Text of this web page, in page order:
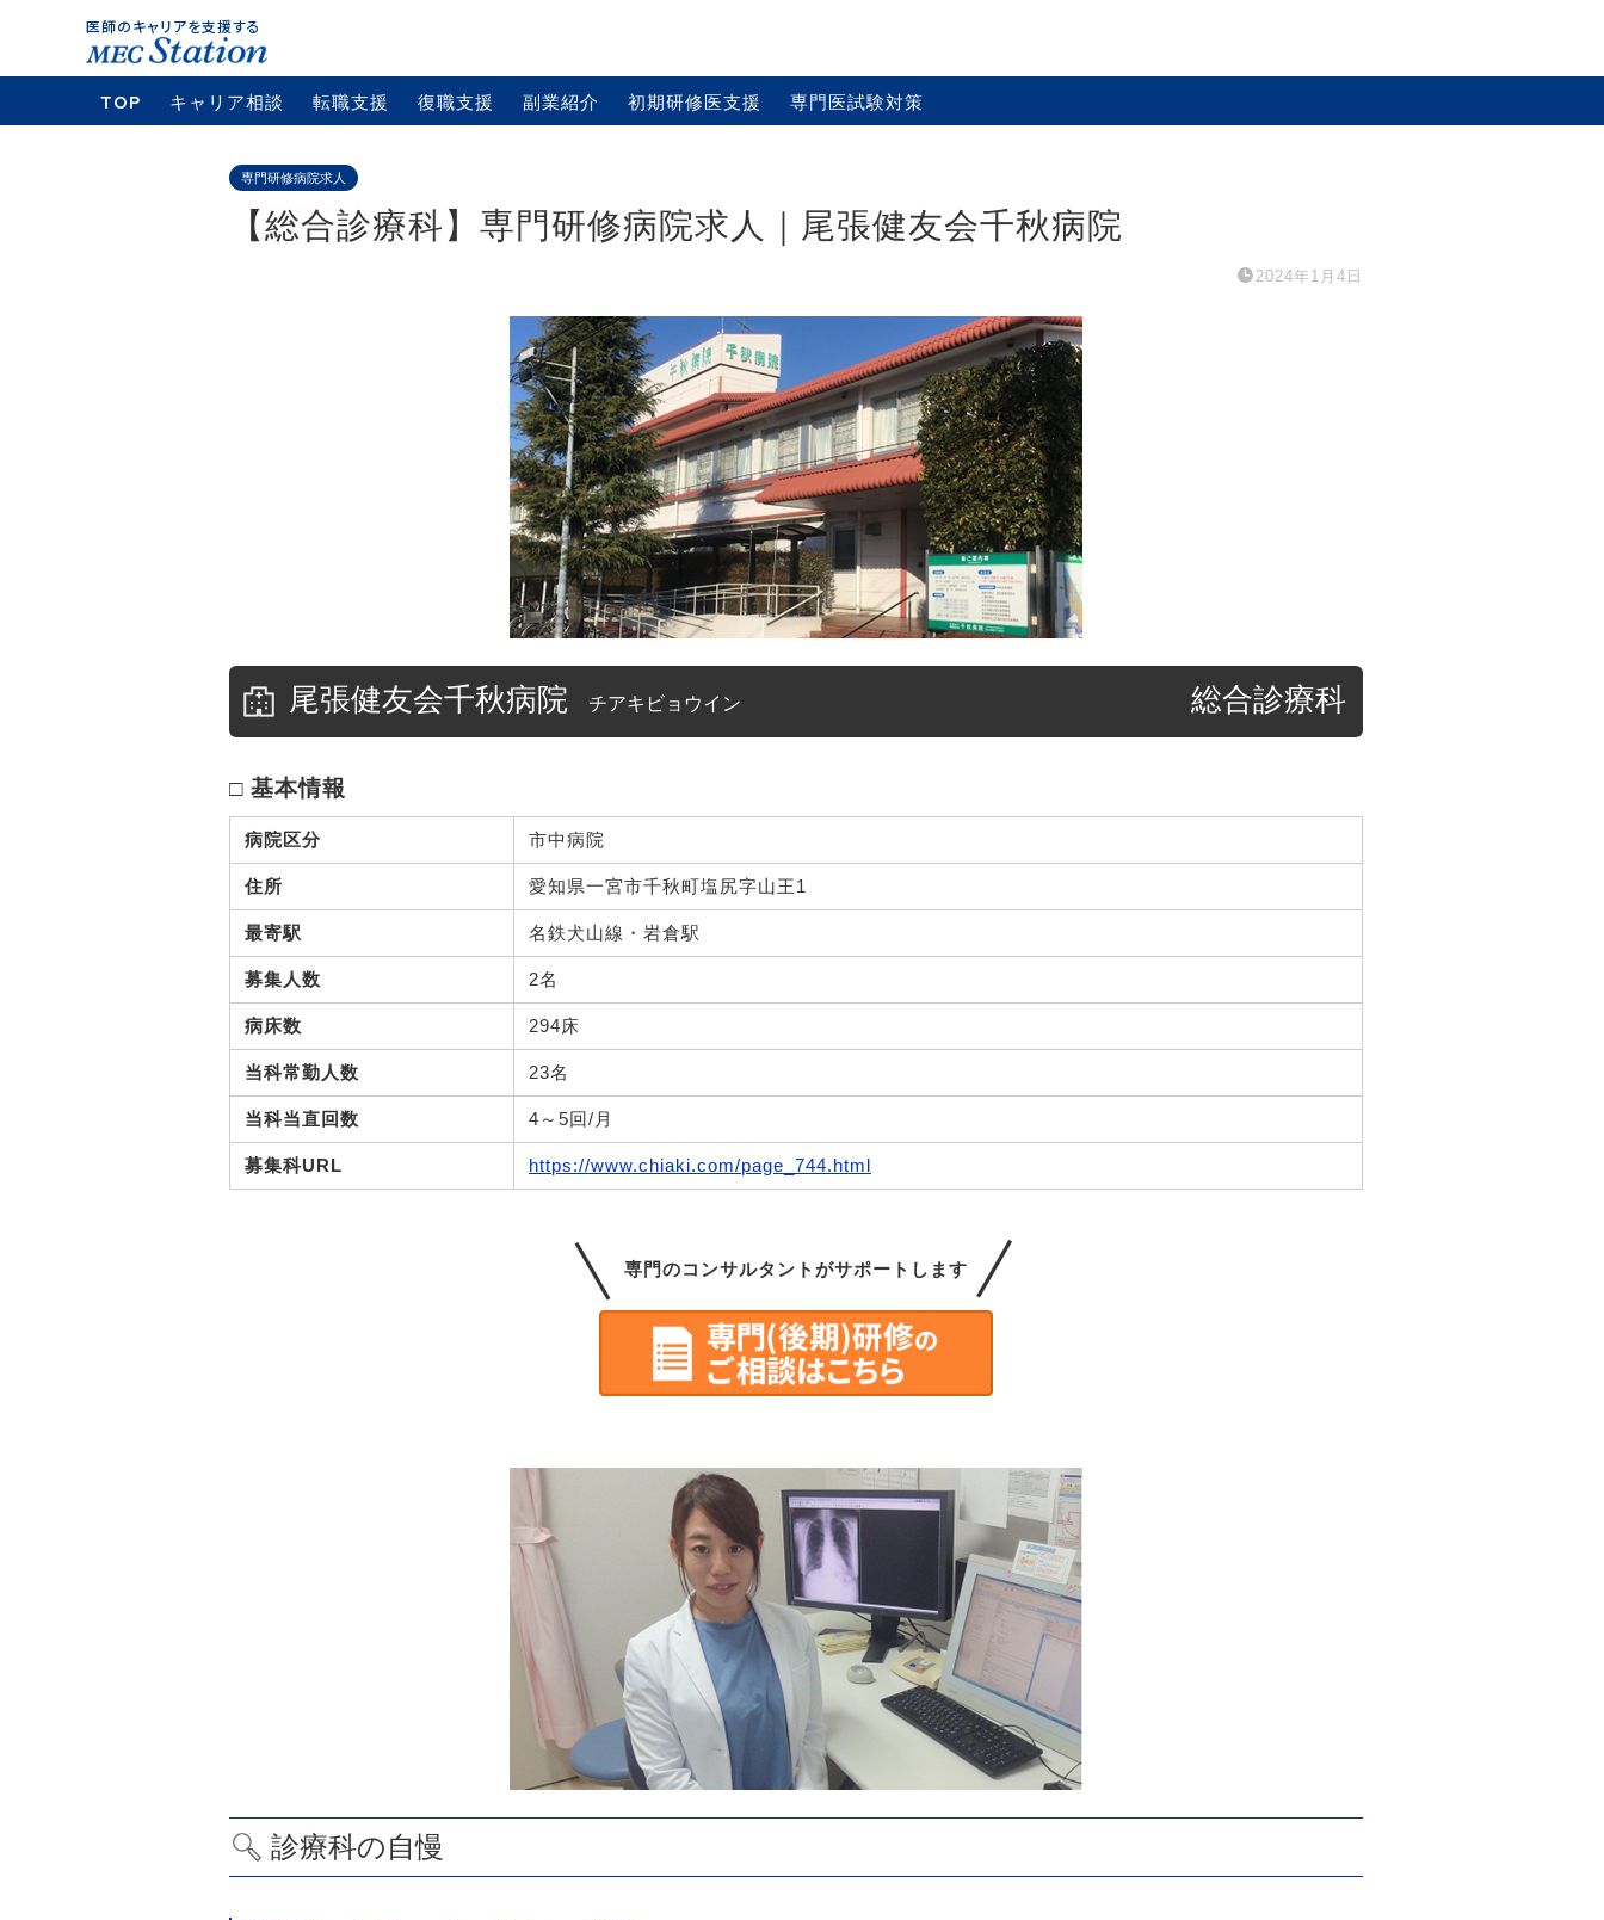
TOP キャリア相談 転職支援 復職支援 副業紹介 初期研修医支援 専門医試験対策
専門研修病院求人
【総合診療科】専門研修病院求人｜尾張健友会千秋病院
2024年1月4日
尾張健友会千秋病院 チアキビョウイン 総合診療科
□ 基本情報
病院区分 市中病院
住所 愛知県一宮市千秋町塩尻字山王1
最寄駅 名鉄犬山線・岩倉駅
募集人数 2名
病床数 294床
当科常勤人数 23名
当科当直回数 4～5回/月
募集科URL https://www.chiaki.com/page_744.html
専門のコンサルタントがサポートします
診療科の自慢